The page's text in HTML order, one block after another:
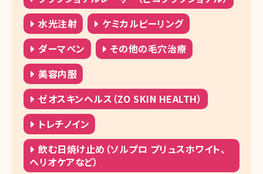
水光注射
ケミカルピーリング
ダーマペン
その他の毛穴治療
美容内服
ゼオスキンヘルス（ZO SKIN HEALTH）
トレチノイン
飲む日焼け止め（ソルプロ プリュスホワイト、
ヘリオケアなど）